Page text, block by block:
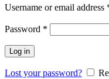
Username or email address
Password *
Log in
Lost your password?